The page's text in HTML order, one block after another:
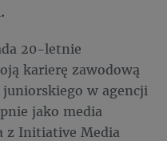
20-letnie
karierę zawodową
juniorskiego w agencji
jako media
z Initiative Media